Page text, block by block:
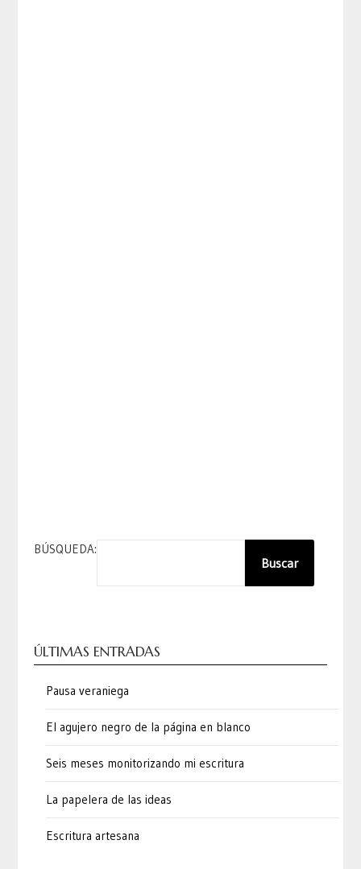
BÚSQUEDA:
Buscar
ÚLTIMAS ENTRADAS
Pausa veraniega
El agujero negro de la página en blanco
Seis meses monitorizando mi escritura
La papelera de las ideas
Escritura artesana